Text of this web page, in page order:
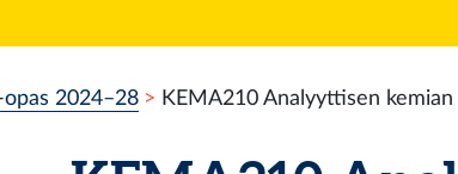
2024–28 KEMA210 Analyyttisen